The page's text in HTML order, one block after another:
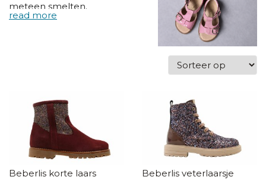
meteen smelten.
Beberlis korte laars Beberlis veterlaarsje